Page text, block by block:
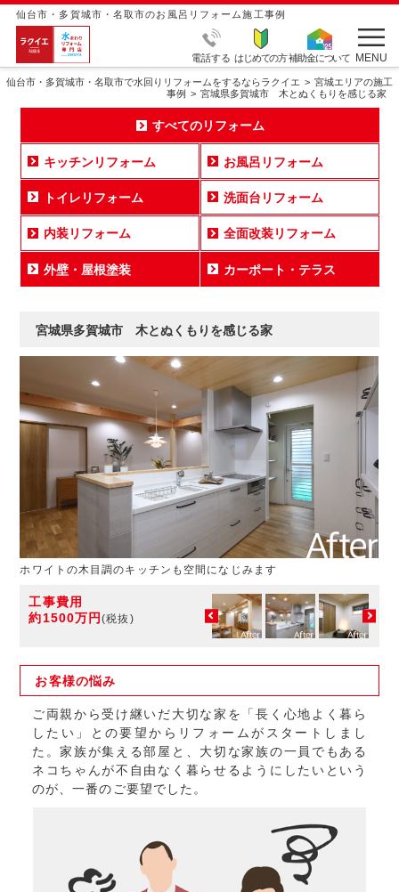
仙台市・多賀城市・名取市のお風呂リフォーム施工事例
電話する はじめての方補助金について MENU
仙台市・多賀城市・名取市で水回りリフォームをするならラクイエ
宮城エリアの施工
事例
宮城県多賀城市 木とぬくもりを感じる家
すべてのリフォーム
キッチンリフォーム お風呂リフォーム
トイレリフォーム 洗面台リフォーム
内装リフォーム 全面改装リフォーム
外壁・屋根塗装 カーポート・テラス
宮城県多賀城市 木とぬくもりを感じる家
ホワイトの木目調のキッチンも空間になじみます
工事費用
約1500万円(税抜)
お客様の悩み
ご両親から受け継いだ大切な家を「長く心地よく暮ら
したい」との要望からリフォームがスタートしまし
た。家族が集える部屋と、大切な家族の一員でもある
ネコちゃんが不自由なく暮らせるようにしたいという
のが、一番のご要望でした。